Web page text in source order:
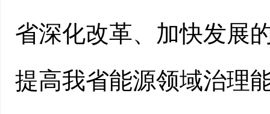
省深化改革、加快发展
提高我省能源领域治理